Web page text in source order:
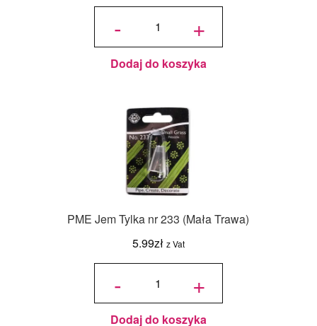
-
ilość
Tylka
nr 234
(Duża
Trawa) +
Dodaj do koszyka
PME Jem Tylka nr 233 (Mała Trawa)
5.99zł z Vat
-
ilość
Tylka
nr 233
(Mała
Trawa) +
Dodaj do koszyka